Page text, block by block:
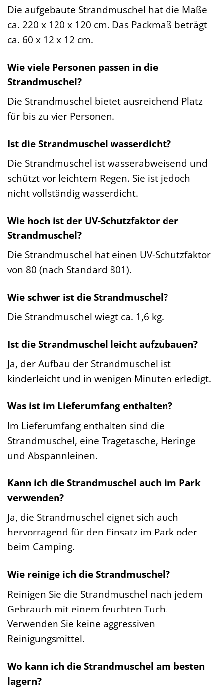
Die aufgebaute Strandmuschel hat die Maße
ca. 220 x 120 x 120 cm. Das Packmaß beträgt
ca. 60 x 12 x 12 cm.
Wie viele Personen passen in die
Strandmuschel?
Die Strandmuschel bietet ausreichend Platz
für bis zu vier Personen.
Ist die Strandmuschel wasserdicht?
Die Strandmuschel ist wasserabweisend und
schützt vor leichtem Regen. Sie ist jedoch
nicht vollständig wasserdicht.
Wie hoch ist der UV-Schutzfaktor der
Strandmuschel?
Die Strandmuschel hat einen UV-Schutzfaktor
von 80 (nach Standard 801).
Wie schwer ist die Strandmuschel?
Die Strandmuschel wiegt ca. 1,6 kg.
Ist die Strandmuschel leicht aufzubauen?
Ja, der Aufbau der Strandmuschel ist
kinderleicht und in wenigen Minuten erledigt.
Was ist im Lieferumfang enthalten?
Im Lieferumfang enthalten sind die
Strandmuschel, eine Tragetasche, Heringe
und Abspannleinen.
Kann ich die Strandmuschel auch im Park
verwenden?
Ja, die Strandmuschel eignet sich auch
hervorragend für den Einsatz im Park oder
beim Camping.
Wie reinige ich die Strandmuschel?
Reinigen Sie die Strandmuschel nach jedem
Gebrauch mit einem feuchten Tuch.
Verwenden Sie keine aggressiven
Reinigungsmittel.
Wo kann ich die Strandmuschel am besten
lagern?